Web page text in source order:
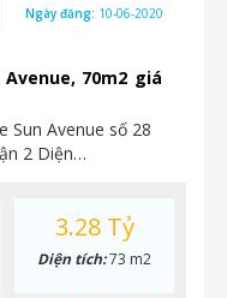
70m2 giá
Sun Avenue số 28
2 Diện…
Ngày đăng: 10-06-2020
3.28 Tỷ
Diện tích:73 m2